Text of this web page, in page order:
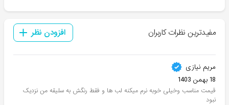
مفیدترین نظرات کاربران افزودن نظر
مریم نیازی
18 بهمن 1403
قیمت مناسب و‌خیلی خوبه نرم میکنه لب ها و فقط رنگش به سلیقه من نزدیک
نبود